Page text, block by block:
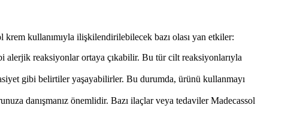
kullanımıyla ilişkilendirilebilecek bazı olası yan etkiler:
alerjik reaksiyonlar ortaya çıkabilir. Bu tür cilt reaksiyonlarıyla
gibi belirtiler yaşayabilirler. Bu durumda, ürünü kullanmayı
danışmanız önemlidir. Bazı ilaçlar veya tedaviler Madecassol